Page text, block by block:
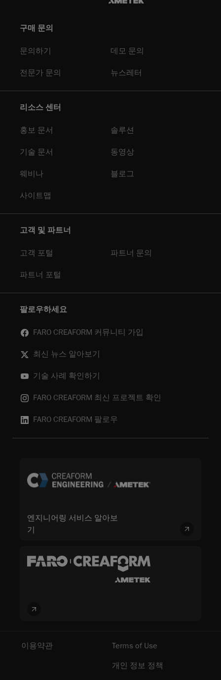
구매 문의
문의하기 데모 문의
전문가 문의 뉴스레터
리소스 센터
홍보 문서 솔루션
기술 문서 동영상
웨비나 블로그
사이트맵
고객 및 파트너
고객 포털 파트너 문의
파트너 포털
팔로우하세요
FARO CREAFORM 커뮤니티 가입
최신 뉴스 알아보기
기술 사례 확인하기
FARO CREAFORM 최신 프로젝트 확인
FARO CREAFORM 팔로우
엔지니어링 서비스 알아보
기
이용약관
Terms of Use
개인 정보 정책